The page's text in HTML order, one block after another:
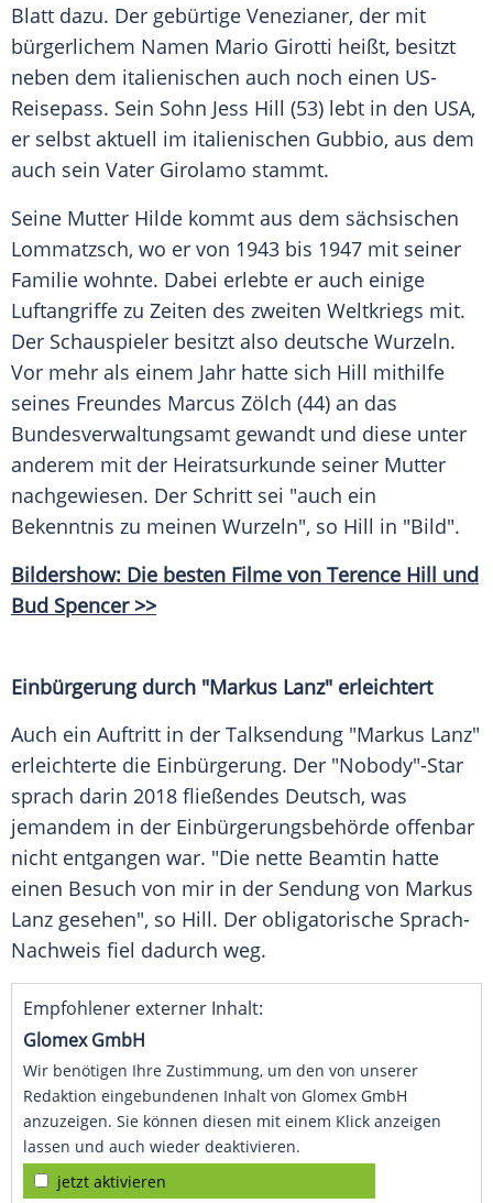
Blatt dazu. Der gebürtige Venezianer, der mit
bürgerlichem Namen Mario Girotti heißt, besitzt
neben dem italienischen auch noch einen US-
Reisepass. Sein Sohn Jess Hill (53) lebt in den USA,
er selbst aktuell im italienischen Gubbio, aus dem
auch sein Vater Girolamo stammt.
Seine Mutter Hilde kommt aus dem sächsischen
Lommatzsch, wo er von 1943 bis 1947 mit seiner
Familie wohnte. Dabei erlebte er auch einige
Luftangriffe zu Zeiten des zweiten Weltkriegs mit.
Der Schauspieler besitzt also deutsche Wurzeln.
Vor mehr als einem Jahr hatte sich Hill mithilfe
seines Freundes Marcus Zölch (44) an das
Bundesverwaltungsamt gewandt und diese unter
anderem mit der Heiratsurkunde seiner Mutter
nachgewiesen. Der Schritt sei "auch ein
Bekenntnis zu meinen Wurzeln", so Hill in "Bild".
Bildershow: Die besten Filme von Terence Hill und
Bud Spencer >>
Einbürgerung durch "Markus Lanz" erleichtert
Auch ein Auftritt in der Talksendung "Markus Lanz"
erleichterte die Einbürgerung. Der "Nobody"-Star
sprach darin 2018 fließendes Deutsch, was
jemandem in der Einbürgerungsbehörde offenbar
nicht entgangen war. "Die nette Beamtin hatte
einen Besuch von mir in der Sendung von Markus
Lanz gesehen", so Hill. Der obligatorische Sprach-
Nachweis fiel dadurch weg.
Empfohlener externer Inhalt:
Glomex GmbH
Wir benötigen Ihre Zustimmung, um den von unserer
Redaktion eingebundenen Inhalt von Glomex GmbH
anzuzeigen. Sie können diesen mit einem Klick anzeigen
lassen und auch wieder deaktivieren.
jetzt aktivieren